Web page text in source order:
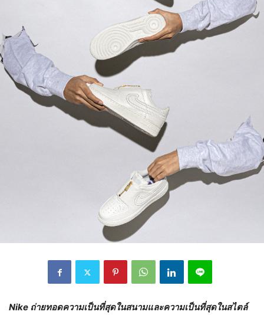
Nike ถ่ายทอดความเป็นที่สุดในสนามและความเป็นที่สุดในสไตล์